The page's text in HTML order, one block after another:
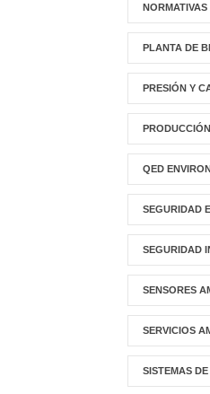
PLANTA DE
PRESIÓN Y
QED
SEGURIDAD
SEGURIDAD
SENSORES
SERVICIOS
SISTEMAS